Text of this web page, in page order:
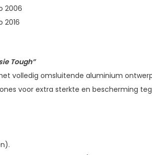
2006
2016
Tough”
volledig omsluitende aluminium
voor extra sterkte en bescherming